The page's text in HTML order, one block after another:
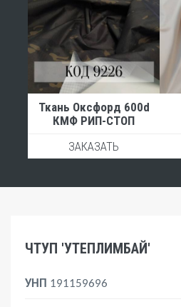
Ткань Оксфорд 600d
КМФ РИП-СТОП
ЗАКАЗАТЬ
ЧТУП 'УТЕПЛИМБАЙ'
УНП 191159696